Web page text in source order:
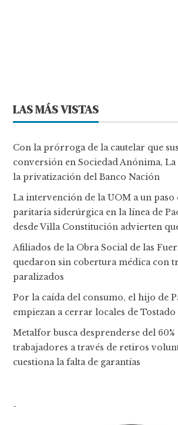
LAS MÁS VISTAS
Con la prórroga de la cautelar que
conversión en Sociedad Anónima,
la privatización del Banco Nación
La intervención de la UOM a un
paritaria siderúrgica en la línea de
desde Villa Constitución advierten
Afiliados de la Obra Social de las
quedaron sin cobertura médica con
paralizados
Por la caída del consumo, el hijo de
empiezan a cerrar locales de Tostado
Metalfor busca desprenderse del 60%
trabajadores a través de retiros
cuestiona la falta de garantías
-